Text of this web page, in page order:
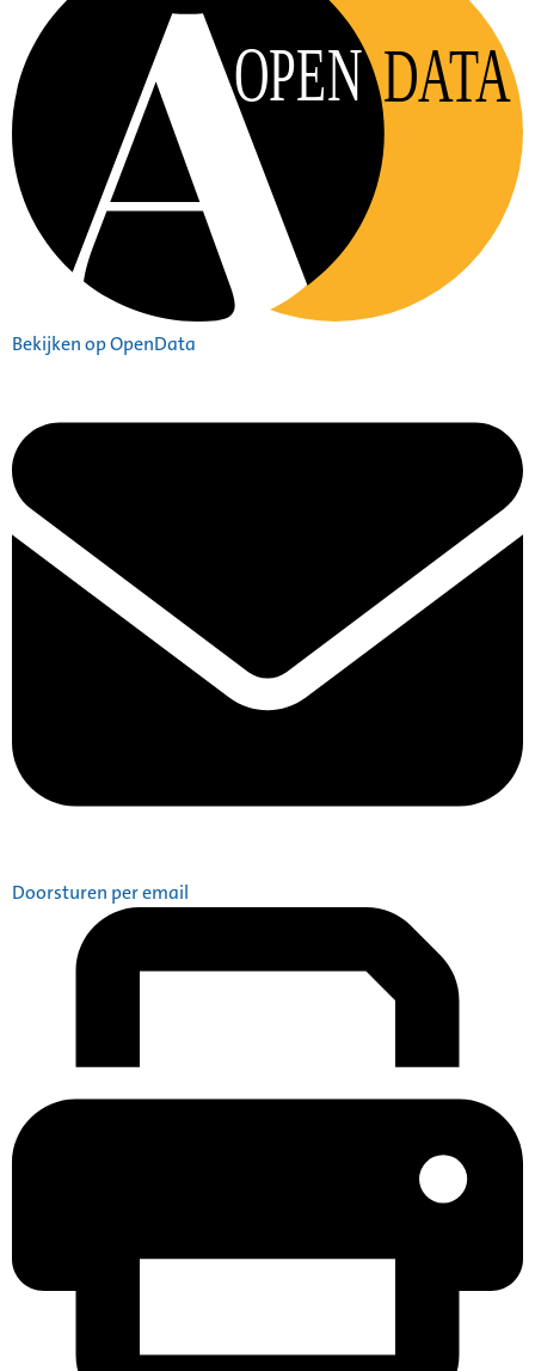
OPEN DATA
Bekijken op OpenData
Doorsturen per email